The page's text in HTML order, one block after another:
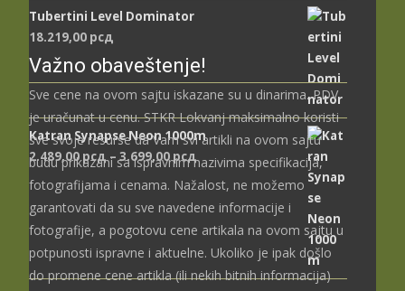
Tubertini Level Dominator
18.219,00 рсд
Katran Synapse Neon 1000m
2.489,00рсд – 3.699,00рсд Распон
цена:
2.489,00 рсд
до
3.699,00 рсд
Važno obaveštenje!
Sve cene na ovom sajtu iskazane su u dinarima. PDV
je uračunat u cenu. STKR Lokvanj maksimalno koristi
sve svoje resurse da Vam svi artikli na ovom sajtu
budu prikazani sa ispravnim nazivima specifikacija,
fotografijama i cenama. Nažalost, ne možemo
garantovati da su sve navedene informacije i
fotografije, a pogotovu cene artikala na ovom sajtu u
potpunosti ispravne i aktuelne. Ukoliko je ipak došlo
do promene cene artikla (ili nekih bitnih informacija)